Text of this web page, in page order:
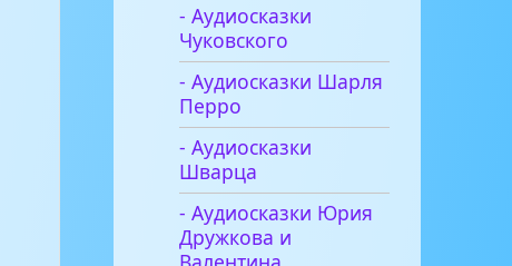
- Аудиосказки
Чуковского
- Аудиосказки Шарля
Перро
- Аудиосказки
Шварца
- Аудиосказки Юрия
Дружкова и